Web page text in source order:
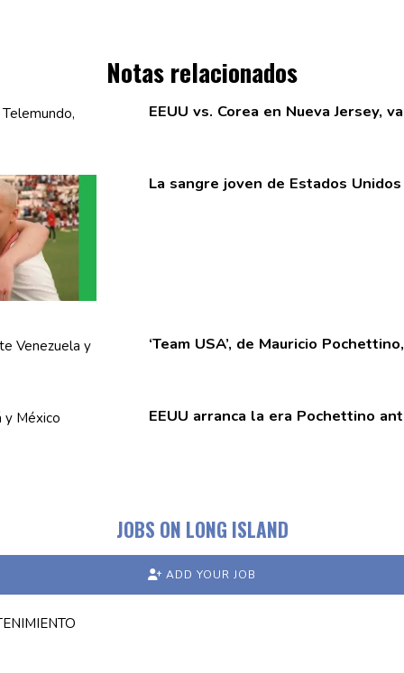
Notas relacionados
EEUU vs. Corea en Nueva Jersey,
La sangre joven de Estados
‘Team USA’, de Mauricio Pochettino,
EEUU arranca la era Pochettino
JOBS ON LONG ISLAND
ADD YOUR JOB